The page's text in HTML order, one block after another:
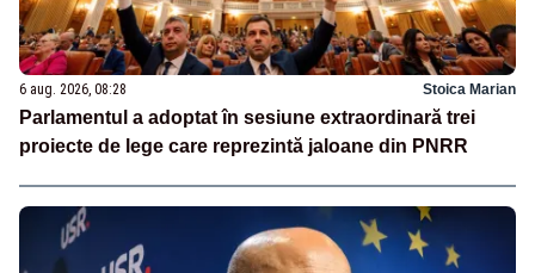
6 aug. 2026, 08:28 Stoica Marian
Parlamentul a adoptat în sesiune extraordinară trei
proiecte de lege care reprezintă jaloane din PNRR